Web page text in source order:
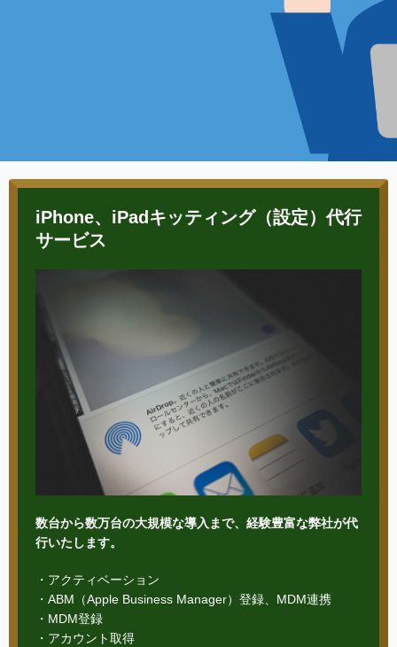
iPhone、iPadキッティング（設定）代行
サービス
数台から数万台の大規模な導入まで、経験豊富な弊社が代
行いたします。
・アクティベーション
・ABM（Apple Business Manager）登録、MDM連携
・MDM登録
・アカウント取得